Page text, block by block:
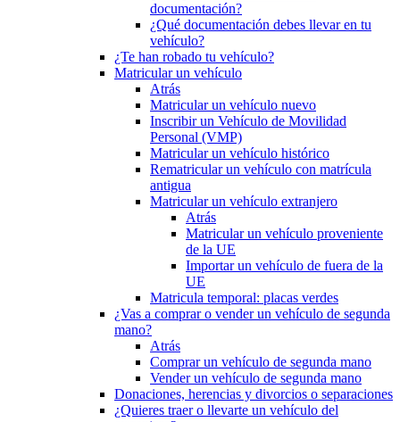
documentación?
¿Qué documentación debes llevar en tu
vehículo?
¿Te han robado tu vehículo?
Matricular un vehículo
Atrás
Matricular un vehículo nuevo
Inscribir un Vehículo de Movilidad
Personal (VMP)
Matricular un vehículo histórico
Rematricular un vehículo con matrícula
antigua
Matricular un vehículo extranjero
Atrás
Matricular un vehículo proveniente
de la UE
Importar un vehículo de fuera de la
UE
Matricula temporal: placas verdes
¿Vas a comprar o vender un vehículo de segunda
mano?
Atrás
Comprar un vehículo de segunda mano
Vender un vehículo de segunda mano
Donaciones, herencias y divorcios o separaciones
¿Quieres traer o llevarte un vehículo del